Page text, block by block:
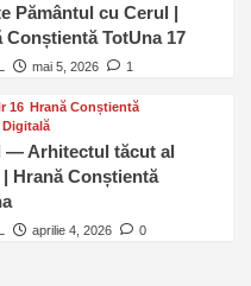
Pământul cu Cerul |
Conștientă TotUna 17
mai 5, 2026 1
16 Hrană Conștientă
Digitală
— Arhitectul tăcut al
Hrană Conștientă
aprilie 4, 2026 0